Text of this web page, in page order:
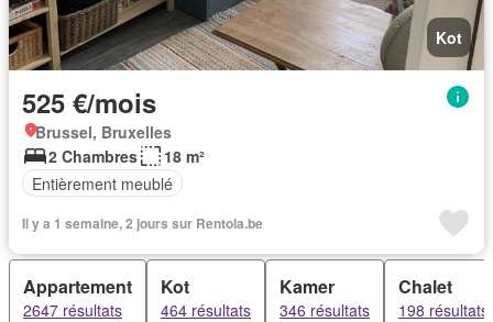
Kot
525 €/mois
Brussel, Bruxelles
2 Chambres
18 m²
Entièrement meublé
Il y a 1 semaine, 2 jours sur Rentola.be
Appartement
2647 résultats
Kot
464 résultats
Kamer
346 résultats
Chalet
198 résultats